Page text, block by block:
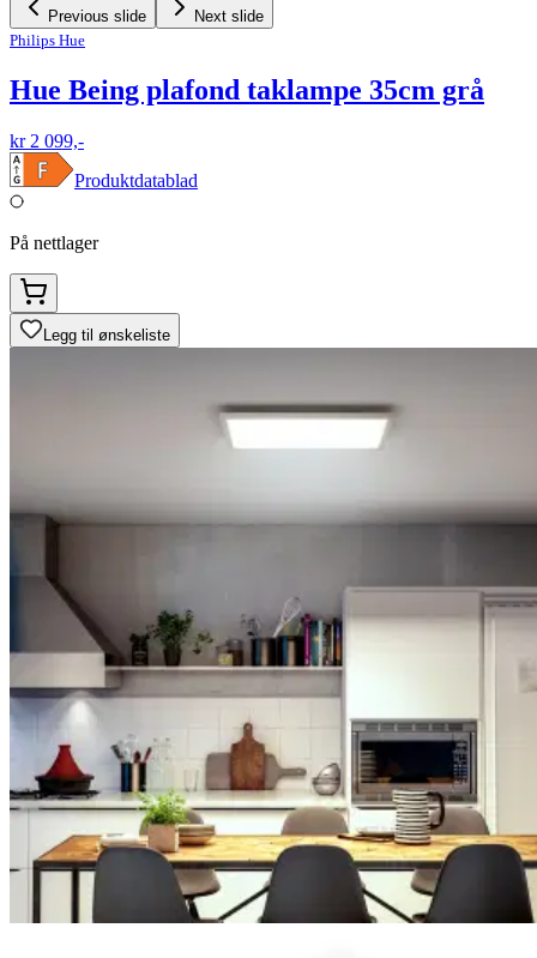
Previous slide
Next slide
Philips Hue
Hue Being plafond taklampe 35cm grå
kr 2 099,-
Produktdatablad
På nettlager
Legg til ønskeliste